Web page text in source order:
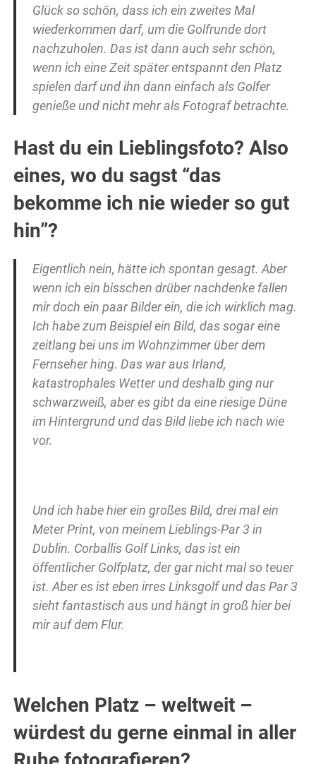
Glück so schön, dass ich ein zweites Mal
wiederkommen darf, um die Golfrunde dort
nachzuholen. Das ist dann auch sehr schön,
wenn ich eine Zeit später entspannt den Platz
spielen darf und ihn dann einfach als Golfer
genieße und nicht mehr als Fotograf betrachte.
Hast du ein Lieblingsfoto? Also
eines, wo du sagst “das
bekomme ich nie wieder so gut
hin”?
Eigentlich nein, hätte ich spontan gesagt. Aber
wenn ich ein bisschen drüber nachdenke fallen
mir doch ein paar Bilder ein, die ich wirklich mag.
Ich habe zum Beispiel ein Bild, das sogar eine
zeitlang bei uns im Wohnzimmer über dem
Fernseher hing. Das war aus Irland,
katastrophales Wetter und deshalb ging nur
schwarzweiß, aber es gibt da eine riesige Düne
im Hintergrund und das Bild liebe ich nach wie
vor.
Und ich habe hier ein großes Bild, drei mal ein
Meter Print, von meinem Lieblings-Par 3 in
Dublin. Corballis Golf Links, das ist ein
öffentlicher Golfplatz, der gar nicht mal so teuer
ist. Aber es ist eben irres Linksgolf und das Par 3
sieht fantastisch aus und hängt in groß hier bei
mir auf dem Flur.
Welchen Platz – weltweit –
würdest du gerne einmal in aller